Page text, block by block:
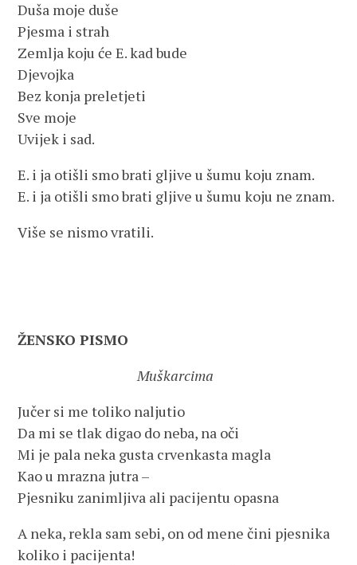
Duša moje duše
Pjesma i strah
Zemlja koju će E. kad bude
Djevojka
Bez konja preletjeti
Sve moje
Uvijek i sad.
E. i ja otišli smo brati gljive u šumu koju znam.
E. i ja otišli smo brati gljive u šumu koju ne znam.
Više se nismo vratili.
ŽENSKO PISMO
Muškarcima
Jučer si me toliko naljutio
Da mi se tlak digao do neba, na oči
Mi je pala neka gusta crvenkasta magla
Kao u mrazna jutra –
Pjesniku zanimljiva ali pacijentu opasna
A neka, rekla sam sebi, on od mene čini pjesnika
koliko i pacijenta!